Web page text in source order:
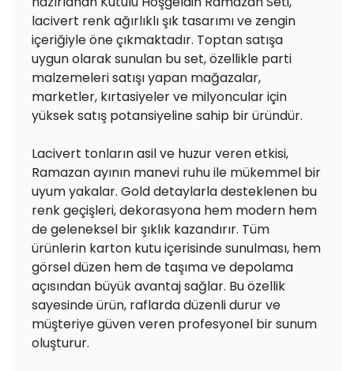
lacivert renk ağırlıklı şık tasarımı ve zengin
içeriğiyle öne çıkmaktadır. Toptan satışa
uygun olarak sunulan bu set, özellikle parti
malzemeleri satışı yapan mağazalar,
marketler, kırtasiyeler ve milyoncular için
yüksek satış potansiyeline sahip bir üründür.
Lacivert tonların asil ve huzur veren etkisi,
Ramazan ayının manevi ruhu ile mükemmel bir
uyum yakalar. Gold detaylarla desteklenen bu
renk geçişleri, dekorasyona hem modern hem
de geleneksel bir şıklık kazandırır. Tüm
ürünlerin karton kutu içerisinde sunulması, hem
görsel düzen hem de taşıma ve depolama
açısından büyük avantaj sağlar. Bu özellik
sayesinde ürün, raflarda düzenli durur ve
müşteriye güven veren profesyonel bir sunum
oluşturur.